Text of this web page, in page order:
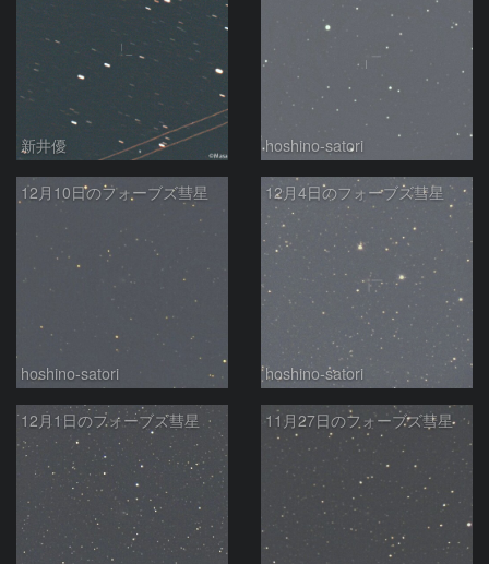
新井優 hoshino-satori
12月10日のフォーブズ彗星
hoshino-satori
12月4日のフォーブズ彗星
hoshino-satori
12月1日のフォーブズ彗星 11月27日のフォーブズ彗星